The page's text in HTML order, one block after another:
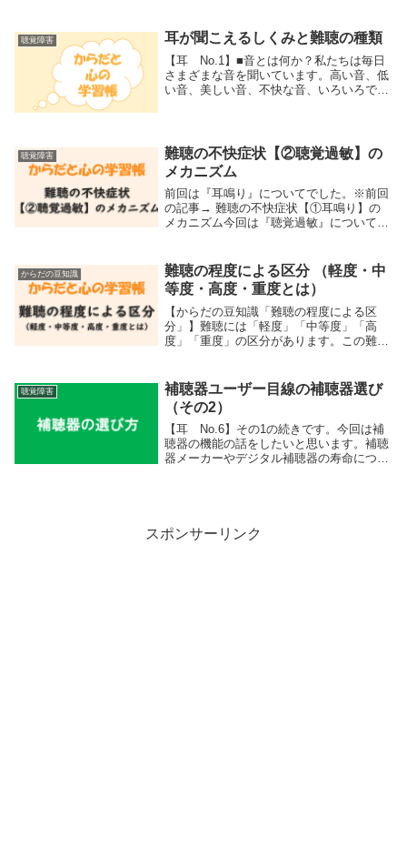
ついて詳しく説明したいと思います。その
前に...
聴覚障害 耳が聞こえるしくみと難聴の種類
【耳 No.1】■音とは何か？私たちは毎日
さまざまな音を聞いています。高い音、低
い音、美しい音、不快な音、いろいろで
の振動が空...
聴覚障害
難聴の不快症状【②聴覚過敏】の
メカニズム
前回は『耳鳴り』についてでした。※前回
の記事→ 難聴の不快症状【①耳鳴り】の
メカニズム今回は『聴覚過敏』についてで
ません。但し、聴覚過敏の症状も様々で、
難聴の状態や...
からだの豆知識
難聴の程度による区分 （軽度・中
等度・高度・重度とは）
【からだの豆知識「難聴の程度による区
分」】難聴には「軽度」「中等度」「高
度」「重度」の区分があります。この難聴
ちなみにこの中で障害の認定基準を満たし
ているのは「高度...
聴覚障害
補聴器ユーザー目線の補聴器選び
（その2）
【耳 No.6】その1の続きです。今回は補
聴器の機能の話をしたいと思います。補聴
器メーカーやデジタル補聴器の寿命につい
スポンサーリンク